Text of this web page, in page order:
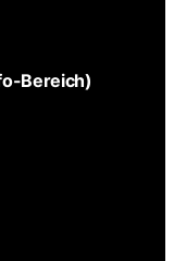
Bereich)